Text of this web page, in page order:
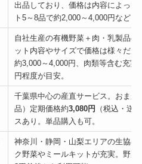
出品しており、価格は内容によって
ト5～8品で約2,000～4,000円など
自社生産の有機野菜＋肉・乳製品の
ット内容やサイズで価格は様々だが
約3,000～4,000円、肉類等含む充実
円程度が目安。
千葉県中心の産直サービス。おまか
品）定期価格約3,080円
（税込・送
スあり。単品購入も可。
神奈川・静岡・山梨エリアの生協宅
ク野菜やミールキットが充実。野菜